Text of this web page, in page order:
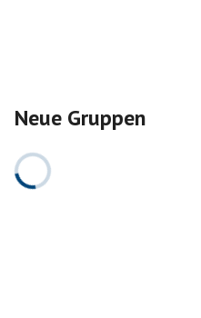
Neue Gruppen